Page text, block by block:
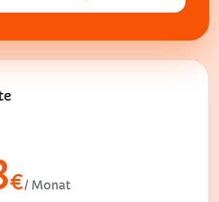
€/ Monat